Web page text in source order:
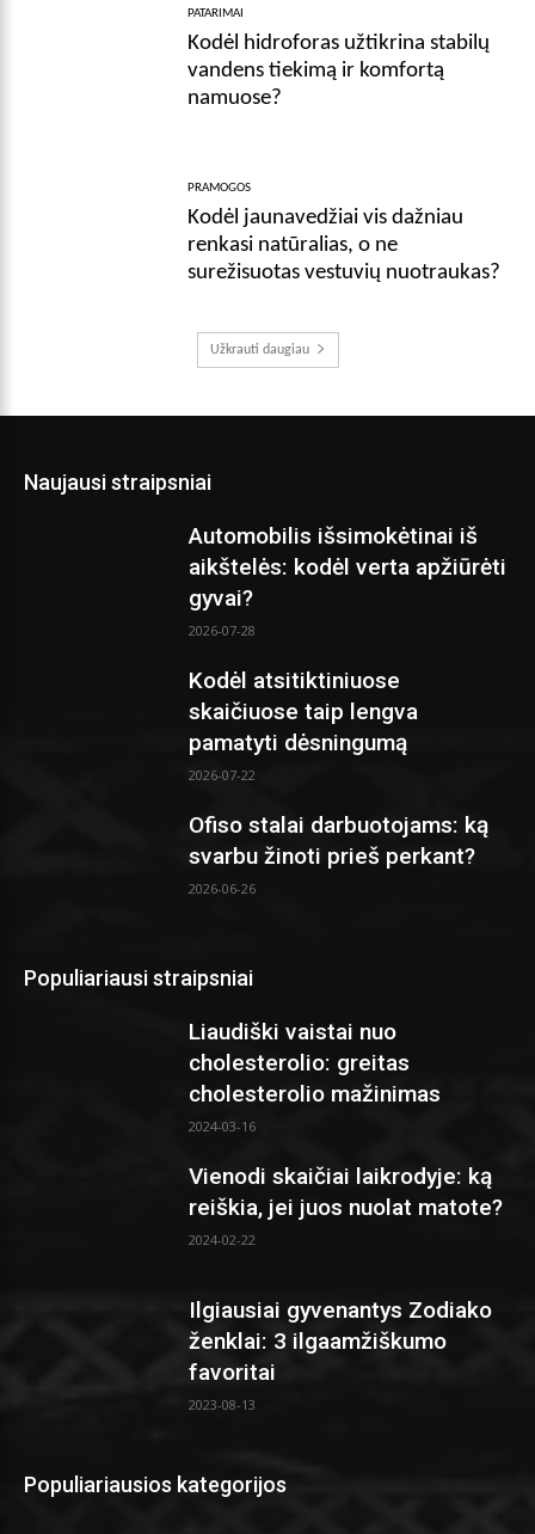
PATARIMAI
Kodėl hidroforas užtikrina stabilų
vandens tiekimą ir komfortą
namuose?
PRAMOGOS
Kodėl jaunavedžiai vis dažniau
renkasi natūralias, o ne
surežisuotas vestuvių nuotraukas?
Užkrauti daugiau
Naujausi straipsniai
Automobilis išsimokėtinai iš
aikštelės: kodėl verta apžiūrėti
gyvai?
2026-07-28
Kodėl atsitiktiniuose
skaičiuose taip lengva
pamatyti dėsningumą
2026-07-22
Ofiso stalai darbuotojams: ką
svarbu žinoti prieš perkant?
2026-06-26
Populiariausi straipsniai
Liaudiški vaistai nuo
cholesterolio: greitas
cholesterolio mažinimas
2024-03-16
Vienodi skaičiai laikrodyje: ką
reiškia, jei juos nuolat matote?
2024-02-22
Ilgiausiai gyvenantys Zodiako
ženklai: 3 ilgaamžiškumo
favoritai
2023-08-13
Populiariausios kategorijos